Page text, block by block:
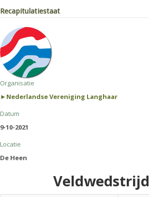
Recapitulatiestaat
Organisatie
►Nederlandse Vereniging Langhaar
Datum
9-10-2021
Locatie
De Heen
Veldwedstrijd